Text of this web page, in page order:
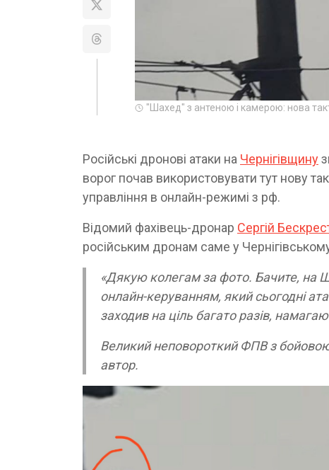
"Шахед" з антеною і камерою: нова
Російські дронові атаки на Чернігівщину
ворог почав використовувати тут нову
управління в онлайн-режимі з рф.
Відомий фахівець-дронар Сергій
російським дронам саме у Чернігівському
«Дякую колегам за фото. Бачите, на
онлайн-керуванням, який сьогодні
заходив на ціль багато разів,
Великий неповороткий ФПВ з
автор.